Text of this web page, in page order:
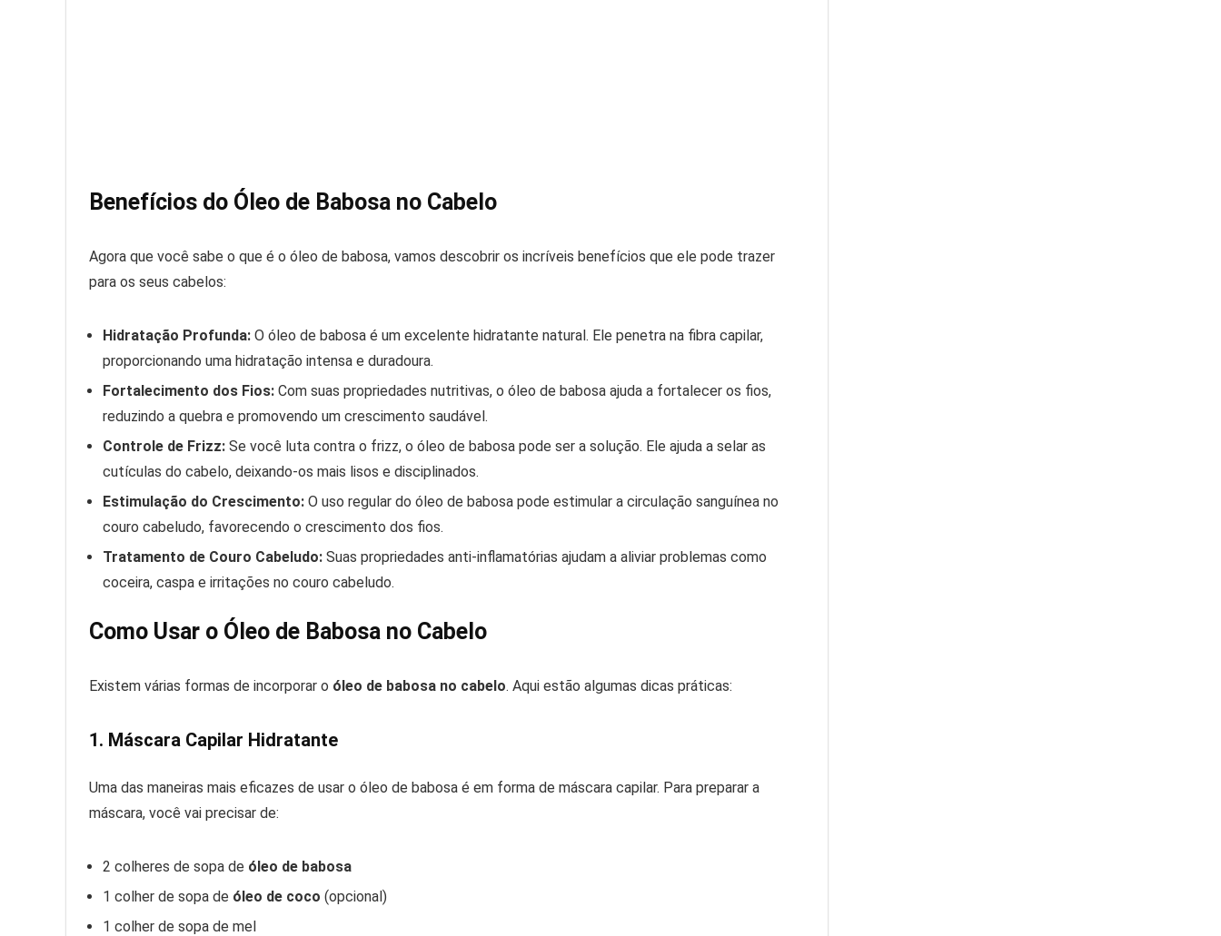
Benefícios do Óleo de Babosa no Cabelo
Agora que você sabe o que é o óleo de babosa, vamos descobrir os incríveis benefícios que ele pode trazer
para os seus cabelos:
Hidratação Profunda: O óleo de babosa é um excelente hidratante natural. Ele penetra na fibra capilar,
proporcionando uma hidratação intensa e duradoura.
Fortalecimento dos Fios: Com suas propriedades nutritivas, o óleo de babosa ajuda a fortalecer os fios,
reduzindo a quebra e promovendo um crescimento saudável.
Controle de Frizz: Se você luta contra o frizz, o óleo de babosa pode ser a solução. Ele ajuda a selar as
cutículas do cabelo, deixando-os mais lisos e disciplinados.
Estimulação do Crescimento: O uso regular do óleo de babosa pode estimular a circulação sanguínea no
couro cabeludo, favorecendo o crescimento dos fios.
Tratamento de Couro Cabeludo: Suas propriedades anti-inflamatórias ajudam a aliviar problemas como
coceira, caspa e irritações no couro cabeludo.
Como Usar o Óleo de Babosa no Cabelo
Existem várias formas de incorporar o óleo de babosa no cabelo. Aqui estão algumas dicas práticas:
1. Máscara Capilar Hidratante
Uma das maneiras mais eficazes de usar o óleo de babosa é em forma de máscara capilar. Para preparar a
máscara, você vai precisar de:
2 colheres de sopa de óleo de babosa
1 colher de sopa de óleo de coco (opcional)
1 colher de sopa de mel